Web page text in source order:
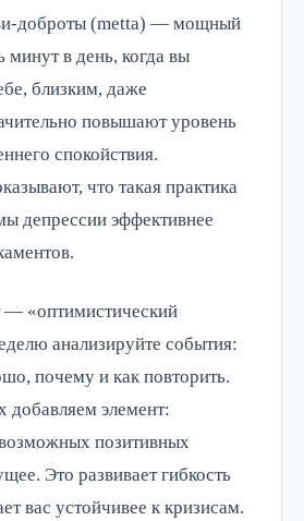
доброты (metta) — мощный
минут в день, когда вы
близким, даже
повышают уровень
спокойствия.
что такая практика
депрессии эффективнее
— «оптимистический
анализируйте события:
почему и как повторить.
добавляем элемент:
позитивных
Это развивает гибкость
вас устойчивее к кризисам.